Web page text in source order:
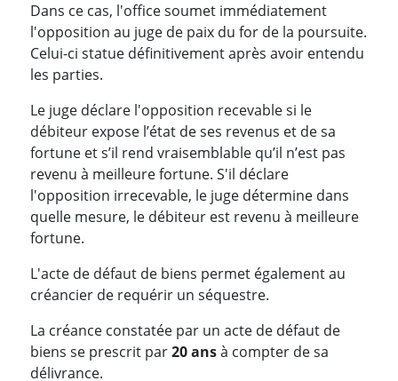
Dans ce cas, l'office soumet immédiatement
l'opposition au juge de paix du for de la poursuite.
Celui-ci statue définitivement après avoir entendu
les parties.
Le juge déclare l'opposition recevable si le
débiteur expose l’état de ses revenus et de sa
fortune et s’il rend vraisemblable qu’il n’est pas
revenu à meilleure fortune. S'il déclare
l'opposition irrecevable, le juge détermine dans
quelle mesure, le débiteur est revenu à meilleure
fortune.
L'acte de défaut de biens permet également au
créancier de requérir un séquestre.
La créance constatée par un acte de défaut de
biens se prescrit par20 ansà compter de sa
délivrance.